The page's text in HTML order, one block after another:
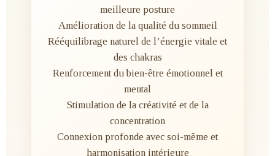
meilleure posture
Amélioration de la qualité du sommeil
Rééquilibrage naturel de l’énergie vitale et
des chakras
Renforcement du bien-être émotionnel et
mental
Stimulation de la créativité et de la
concentration
Connexion profonde avec soi-même et
harmonisation intérieure